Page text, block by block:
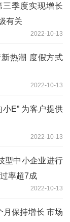
季度实现增长
有关
2022-10-13
热潮 度假方式
2022-10-13
E” 为客户提供
2022-10-13
型中小企业进行
率超7成
2022-10-13
月保持增长 市场